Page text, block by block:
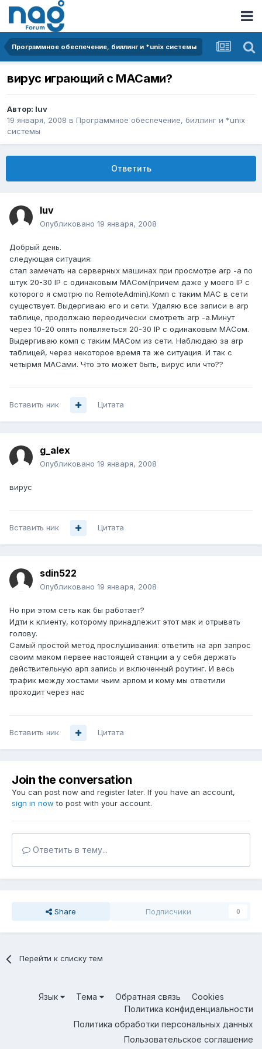
Программное обеспечение, биллинг и *unix системы
вирус играющий с MACами?
Автор: luv
19 января, 2008 в Программное обеспечение, биллинг и *unix
системы
Ответить
luv
Опубликовано 19 января, 2008
Добрый день.
следующая ситуация:
стал замечать на серверных машинах при просмотре arp -a по
штук 20-30 IP с одинаковым MACом(причем даже у моего IP с
которого я смотрю по RemoteAdmin).Комп с таким MAC в сети
существует. Выдергиваю его и сети. Удаляю все записи в arp
таблице, продолжаю переодически смотреть arp -a.Минут
через 10-20 опять появляеться 20-30 IP с одинаковым MACом.
Выдергиваю комп с таким MACом из сети. Наблюдаю за arp
таблицей, через некоторое время та же ситуация. И так с
четырмя MACами. Что это может быть, вирус или что??
Вставить ник Цитата
g_alex
Опубликовано 19 января, 2008
вирус
Вставить ник Цитата
sdin522
Опубликовано 19 января, 2008
Но при этом сеть как бы работает?
Идти к клиенту, которому принадлежит этот мак и отрывать
голову.
Самый простой метод прослушивания: ответить на арп запрос
своим маком первее настоящей станции а у себя держать
действительную арп запись и включенный роутинг. И весь
трафик между хостами чьим арпом и кому мы ответили
проходит через нас
Вставить ник Цитата
Join the conversation
You can post now and register later. If you have an account,
sign in now to post with your account.
Ответить в тему...
Share Подписчики 0
Перейти к списку тем
Язык Тема Обратная связь
Cookies
Политика конфиденциальности
Политика обработки персональных данных
Пользовательское соглашение